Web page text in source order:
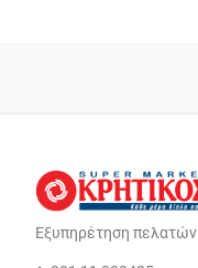
Εξυπηρέτηση πελατών